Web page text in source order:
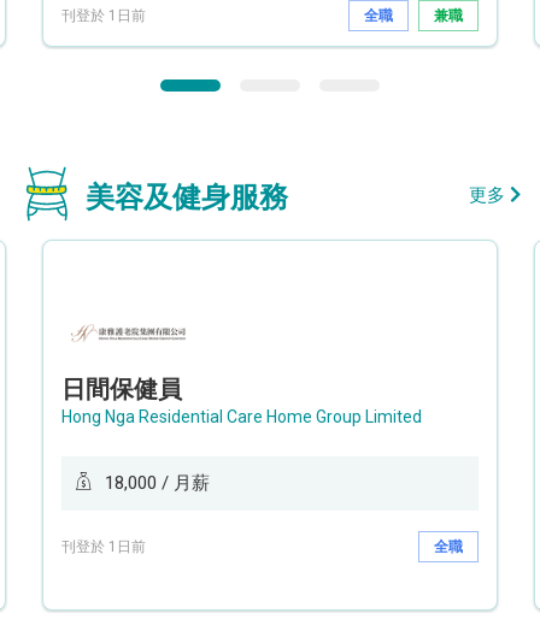
刊登於 1日前 全職 兼職
美容及健身服務 更多
日間保健員
Hong Nga Residential Care Home Group Limited
18,000 / 月薪
刊登於 1日前 全職